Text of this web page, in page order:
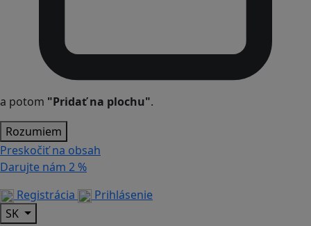
a potom "Pridať na plochu".
Rozumiem
Preskočiť na obsah
Darujte nám 2 %
Registrácia
Prihlásenie
SK